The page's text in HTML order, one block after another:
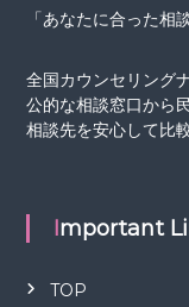
「あなたに合った相
全国カウンセリングナ
公的な相談窓口から
相談先を安心して比
Important
TOP